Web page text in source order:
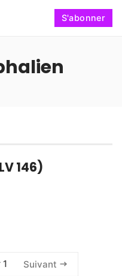
S'abonner
146)
Suivant